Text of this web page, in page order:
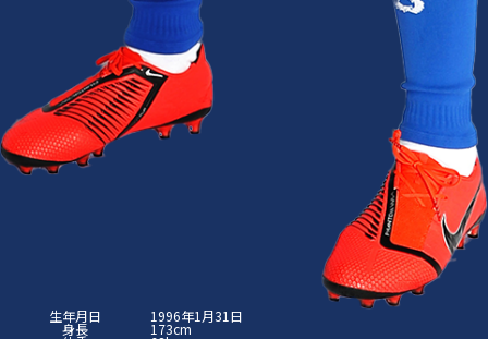
生年月日 1996年1月31日
身長 173cm